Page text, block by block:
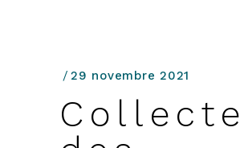
29 novembre 2021
Collecte